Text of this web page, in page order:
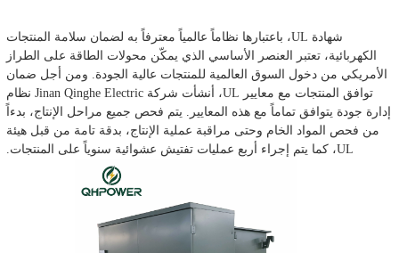
شهادة UL، باعتبارها نظاماً عالمياً معترفاً به لضمان سلامة المنتجات
الكهربائية، تعتبر العنصر الأساسي الذي يمكّن محولات الطاقة على الطراز
الأمريكي من دخول السوق العالمية للمنتجات عالية الجودة. ومن أجل ضمان
توافق المنتجات مع معايير UL، أنشأت شركة Jinan Qinghe Electric نظام
إدارة جودة يتوافق تماماً مع هذه المعايير. يتم فحص جميع مراحل الإنتاج، بدءاً
من فحص المواد الخام وحتى مراقبة عملية الإنتاج، بدقة تامة من قبل هيئة
UL، كما يتم إجراء أربع عمليات تفتيش عشوائية سنوياً على المنتجات.